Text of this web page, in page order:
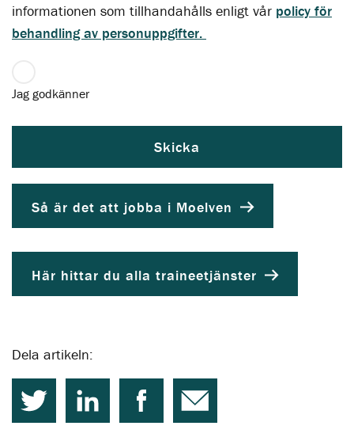
informationen som tillhandahålls enligt vår policy för
behandling av personuppgifter.
Jag godkänner
Skicka
Så är det att jobba i Moelven
Här hittar du alla traineetjänster
Dela artikeln: